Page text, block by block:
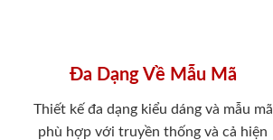
Đa Dạng Về Mẫu Mã
Thiết kế đa dạng kiểu dáng và mẫu mã
phù hợp với truyền thống và cả hiện